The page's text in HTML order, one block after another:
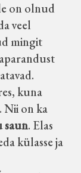
on olnud
veel
mingit
kuna
on ka
saun. Elas
külasse ja